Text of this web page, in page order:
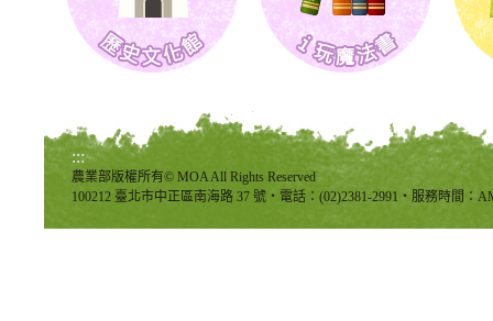
:::
農業部版權所有© MOA All Rights Reserved
100212 臺北市中正區南海路 37 號‧電話：(02)2381-2991‧服務時間：